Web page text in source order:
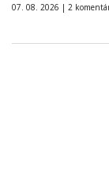
07. 08. 2026 | 2